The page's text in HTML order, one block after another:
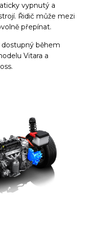
vypnutý a
Řidič může mezi
přepínat.
během
Vitara a